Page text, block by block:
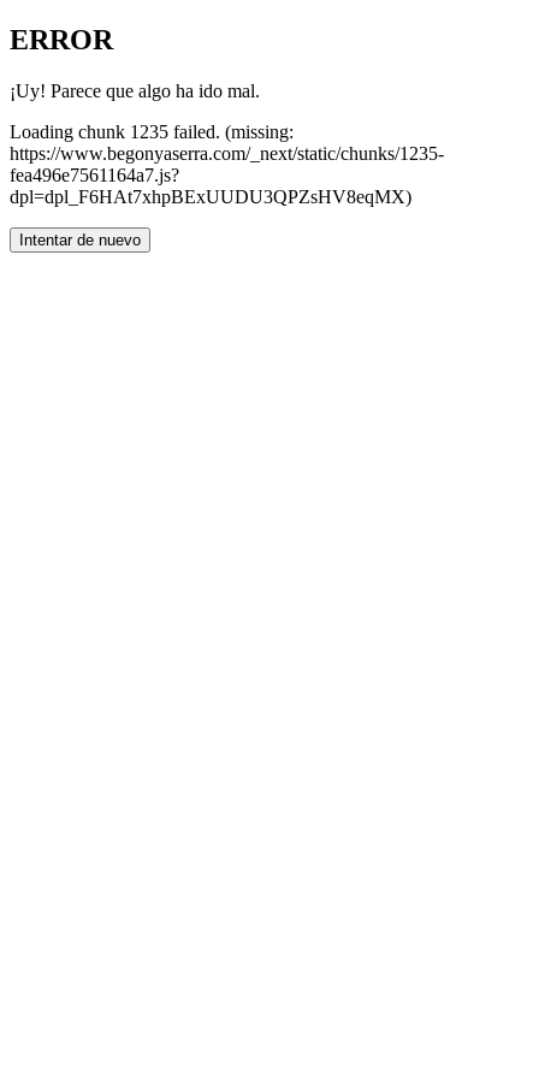
ERROR
¡Uy! Parece que algo ha ido mal.
Loading chunk 1235 failed. (missing:
https://www.begonyaserra.com/_next/static/chunks/1235-
fea496e7561164a7.js?
dpl=dpl_F6HAt7xhpBExUUDU3QPZsHV8eqMX)
Intentar de nuevo